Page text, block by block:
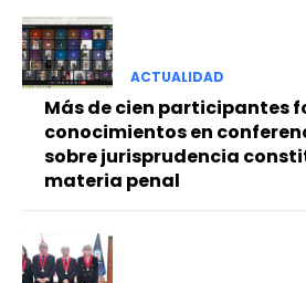
ACTUALIDAD
Más de cien participantes
conocimientos en
sobre jurisprudencia
materia penal